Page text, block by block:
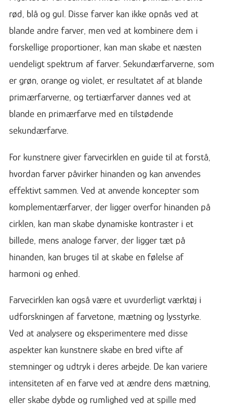
rød, blå og gul. Disse farver kan ikke opnås ved at
blande andre farver, men ved at kombinere dem i
forskellige proportioner, kan man skabe et næsten
uendeligt spektrum af farver. Sekundærfarverne, som
er grøn, orange og violet, er resultatet af at blande
primærfarverne, og tertiærfarver dannes ved at
blande en primærfarve med en tilstødende
sekundærfarve.
For kunstnere giver farvecirklen en guide til at forstå,
hvordan farver påvirker hinanden og kan anvendes
effektivt sammen. Ved at anvende koncepter som
komplementærfarver, der ligger overfor hinanden på
cirklen, kan man skabe dynamiske kontraster i et
billede, mens analoge farver, der ligger tæt på
hinanden, kan bruges til at skabe en følelse af
harmoni og enhed.
Farvecirklen kan også være et uvurderligt værktøj i
udforskningen af farvetone, mætning og lysstyrke.
Ved at analysere og eksperimentere med disse
aspekter kan kunstnere skabe en bred vifte af
stemninger og udtryk i deres arbejde. De kan variere
intensiteten af en farve ved at ændre dens mætning,
eller skabe dybde og rumlighed ved at spille med